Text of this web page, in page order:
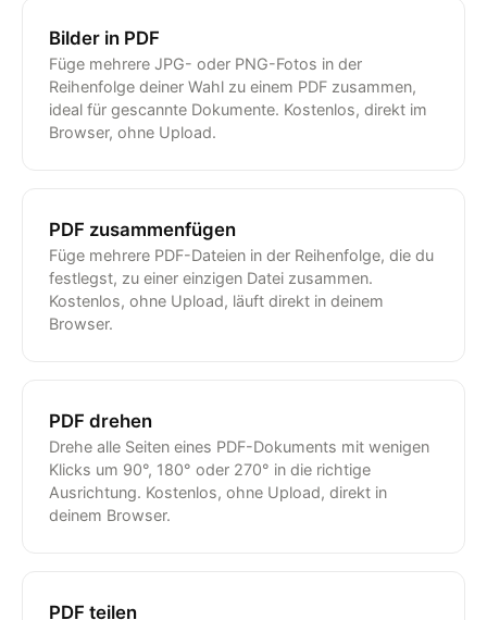
Bilder in PDF
Füge mehrere JPG- oder PNG-Fotos in der
Reihenfolge deiner Wahl zu einem PDF zusammen,
ideal für gescannte Dokumente. Kostenlos, direkt im
Browser, ohne Upload.
PDF zusammenfügen
Füge mehrere PDF-Dateien in der Reihenfolge, die du
festlegst, zu einer einzigen Datei zusammen.
Kostenlos, ohne Upload, läuft direkt in deinem
Browser.
PDF drehen
Drehe alle Seiten eines PDF-Dokuments mit wenigen
Klicks um 90°, 180° oder 270° in die richtige
Ausrichtung. Kostenlos, ohne Upload, direkt in
deinem Browser.
PDF teilen